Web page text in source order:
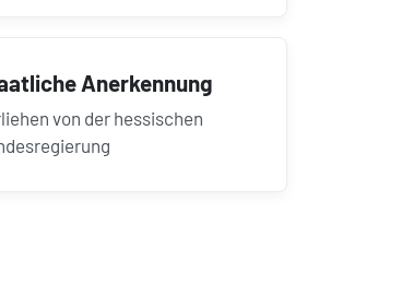
Anerkennung
von der hessischen